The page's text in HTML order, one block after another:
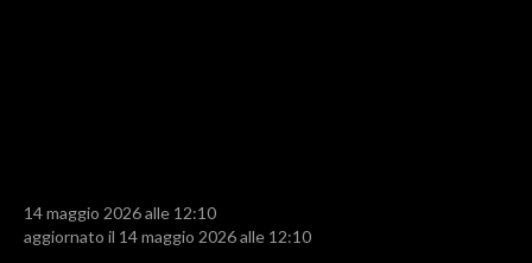
RISULTATI E CLASSIFICHE
14 maggio 2026 alle 12:10
aggiornato il 14 maggio 2026 alle 12:10